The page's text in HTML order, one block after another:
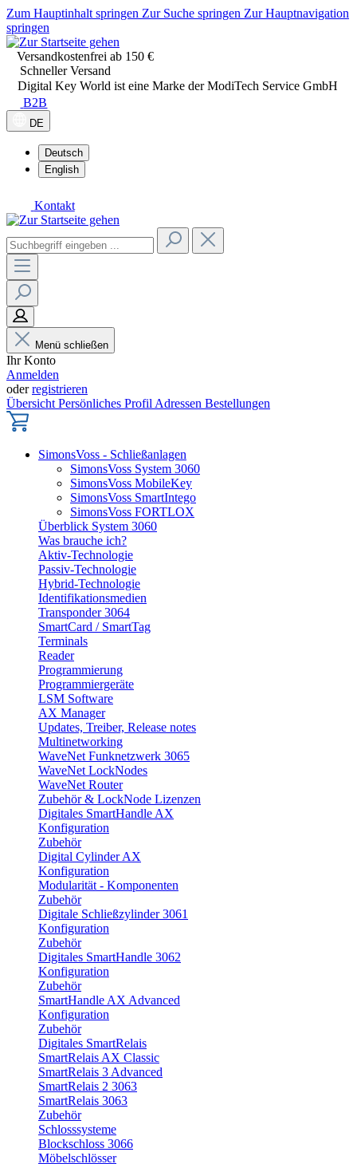
Zum Hauptinhalt springen Zur Suche springen Zur Hauptnavigation
springen
Versandkostenfrei ab 150 €
Schneller Versand
Digital Key World ist eine Marke der ModiTech Service GmbH
B2B
DE
Deutsch
English
Kontakt
Menü schließen
Ihr Konto
Anmelden
oderregistrieren
Übersicht Persönliches Profil Adressen Bestellungen
SimonsVoss - Schließanlagen
SimonsVoss System 3060
SimonsVoss MobileKey
SimonsVoss SmartIntego
SimonsVoss FORTLOX
Überblick System 3060
Was brauche ich?
Aktiv-Technologie
Passiv-Technologie
Hybrid-Technologie
Identifikationsmedien
Transponder 3064
SmartCard / SmartTag
Terminals
Reader
Programmierung
Programmiergeräte
LSM Software
AX Manager
Updates, Treiber, Release notes
Multinetworking
WaveNet Funknetzwerk 3065
WaveNet LockNodes
WaveNet Router
Zubehör & LockNode Lizenzen
Digitales SmartHandle AX
Konfiguration
Zubehör
Digital Cylinder AX
Konfiguration
Modularität - Komponenten
Zubehör
Digitale Schließzylinder 3061
Konfiguration
Zubehör
Digitales SmartHandle 3062
Konfiguration
Zubehör
SmartHandle AX Advanced
Konfiguration
Zubehör
Digitales SmartRelais
SmartRelais AX Classic
SmartRelais 3 Advanced
SmartRelais 2 3063
SmartRelais 3063
Zubehör
Schlosssysteme
Blockschloss 3066
Möbelschlösser